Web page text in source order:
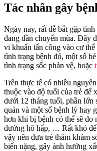
Tác nhân gây
Ngày nay, rất dễ bắt gặp tình
đang dần chuyển mùa. Đây
vi khuẩn tấn công vào cơ thể
tình trạng bệnh đó, một số
tình trạng sốc phản vệ, hoặc
Trên thực tế có nhiều
thuộc vào độ tuổi của trẻ để
dưới 12 tháng tuổi, phần lớn
quản và một số bệnh lý hay
hơn khi bị bệnh có thể sẽ
đường hô hấp, … Rất khó
vậy nên đưa trẻ thăm khám
biến nặng, gây ảnh hưởng